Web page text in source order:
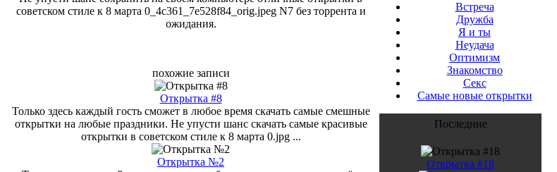
советском стиле к 8 марта 0_4c361_7e528f84_orig.jpeg N7 без торрента и
ожидания.
похожие записи
Открытка #8
Только здесь каждый гость сможет в любое время скачать самые смешные
открытки на любые праздники. Не упусти шанс скачать самые красивые
открытки в советском стиле к 8 марта 0.jpg ...
Открытка №2
Встреча
Дружба
Я и ты
Неудача
Оптимизм
Знакомство
Секс
Самые новые открытки
Последние
Открытка #18